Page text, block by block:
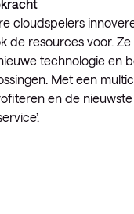
cloudspelers
de resources voor.
technologie en
Met een
en de